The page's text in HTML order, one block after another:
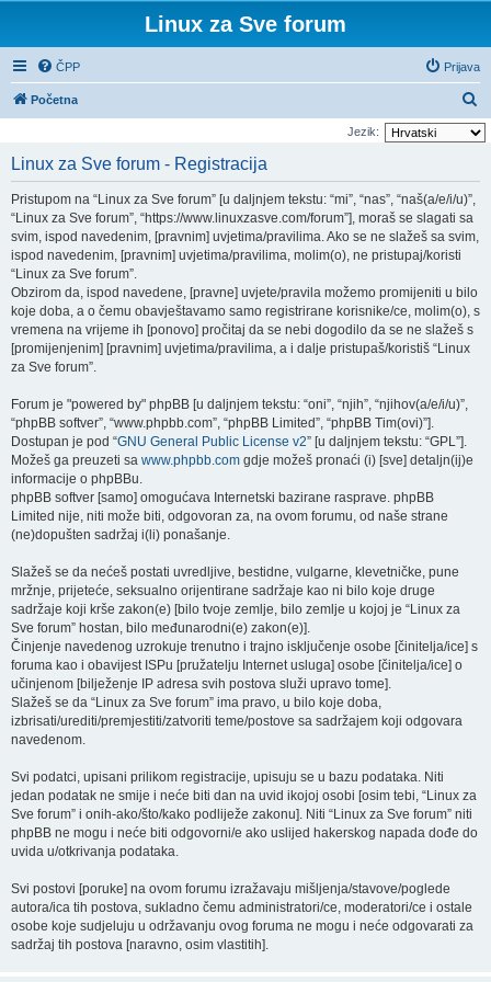
Linux za Sve forum
ČPP Prijava
Početna
r
i
Jezik:
Linux za Sve forum - Registracija
Pristupom na “Linux za Sve forum” [u daljnjem tekstu: “mi”, “nas”, “naš(a/e/i/u)”,
“Linux za Sve forum”, “https://www.linuxzasve.com/forum”], moraš se slagati sa
svim, ispod navedenim, [pravnim] uvjetima/pravilima. Ako se ne slažeš sa svim,
ispod navedenim, [pravnim] uvjetima/pravilima, molim(o), ne pristupaj/koristi
“Linux za Sve forum”.
Obzirom da, ispod navedene, [pravne] uvjete/pravila možemo promijeniti u bilo
koje doba, a o čemu obavještavamo samo registrirane korisnike/ce, molim(o), s
vremena na vrijeme ih [ponovo] pročitaj da se nebi dogodilo da se ne slažeš s
[promijenjenim] [pravnim] uvjetima/pravilima, a i dalje pristupaš/koristiš “Linux
za Sve forum”.
Forum je "powered by" phpBB [u daljnjem tekstu: “oni”, “njih”, “njihov(a/e/i/u)”,
“phpBB softver”, “www.phpbb.com”, “phpBB Limited”, “phpBB Tim(ovi)”].
Dostupan je pod “GNU General Public License v2” [u daljnjem tekstu: “GPL”].
Možeš ga preuzeti sa www.phpbb.com gdje možeš pronaći (i) [sve] detaljn(ij)e
informacije o phpBBu.
phpBB softver [samo] omogućava Internetski bazirane rasprave. phpBB
Limited nije, niti može biti, odgovoran za, na ovom forumu, od naše strane
(ne)dopušten sadržaj i(li) ponašanje.
Slažeš se da nećeš postati uvredljive, bestidne, vulgarne, klevetničke, pune
mržnje, prijeteće, seksualno orijentirane sadržaje kao ni bilo koje druge
sadržaje koji krše zakon(e) [bilo tvoje zemlje, bilo zemlje u kojoj je “Linux za
Sve forum” hostan, bilo međunarodni(e) zakon(e)].
Činjenje navedenog uzrokuje trenutno i trajno isključenje osobe [činitelja/ice] s
foruma kao i obavijest ISPu [pružatelju Internet usluga] osobe [činitelja/ice] o
učinjenom [bilježenje IP adresa svih postova služi upravo tome].
Slažeš se da “Linux za Sve forum” ima pravo, u bilo koje doba,
izbrisati/urediti/premjestiti/zatvoriti teme/postove sa sadržajem koji odgovara
navedenom.
Svi podatci, upisani prilikom registracije, upisuju se u bazu podataka. Niti
jedan podatak ne smije i neće biti dan na uvid ikojoj osobi [osim tebi, “Linux za
Sve forum” i onih-ako/što/kako podliježe zakonu]. Niti “Linux za Sve forum” niti
phpBB ne mogu i neće biti odgovorni/e ako uslijed hakerskog napada dođe do
uvida u/otkrivanja podataka.
Svi postovi [poruke] na ovom forumu izražavaju mišljenja/stavove/poglede
autora/ica tih postova, sukladno čemu administratori/ce, moderatori/ce i ostale
osobe koje sudjeluju u održavanju ovog foruma ne mogu i neće odgovarati za
sadržaj tih postova [naravno, osim vlastitih].